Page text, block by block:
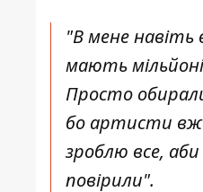
"В мене навіть
мають
Просто
бо артисти вже
зроблю все,
повірили".